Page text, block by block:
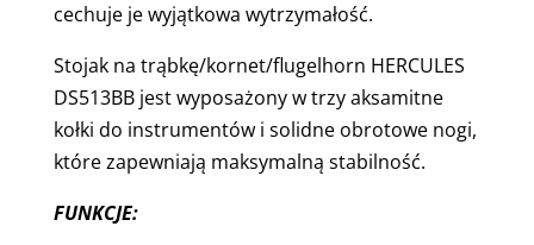
cechuje je wyjątkowa wytrzymałość.
Stojak na trąbkę/kornet/flugelhorn HERCULES
DS513BB jest wyposażony w trzy aksamitne
kołki do instrumentów i solidne obrotowe nogi,
które zapewniają maksymalną stabilność.
FUNKCJE: